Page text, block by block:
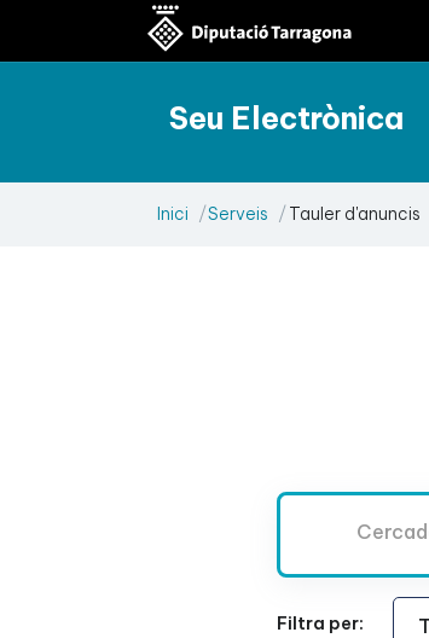
Seu Electrònica
Inici Serveis Tauler d'anuncis
Filtra per: